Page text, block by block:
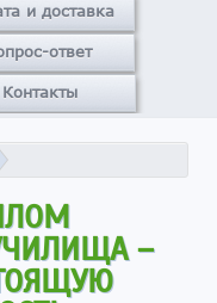
и доставка
ответ
Контакты
–